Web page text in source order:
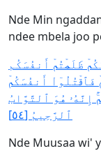
Nde Min
ndee mbela joo
ظَلَمۡتُمۡ أَنفُسَكُم
أَنفُسَكُمۡ
إِنَّهُۥ هُوَ ٱلتَّوَّابُ
ٱلرَّحِيمُ [٥٤]
Nde Muusaa wi'